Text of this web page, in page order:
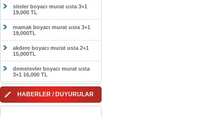
siteler boyacı murat usta 3+1
19,000 TL
mamak boyacı murat usta 3+1
19,000TL
akdere boyacı murat usta 2+1
15,000TL
demetevler boyacı murat usta
3+1 16,000 TL
HABERLER / DUYURULAR